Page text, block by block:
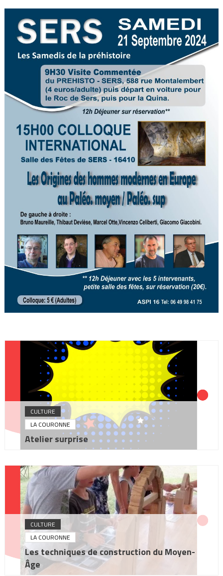
CULTURE
LA COURONNE
Atelier surprise
CULTURE
LA COURONNE
Les techniques de construction du Moyen-
Âge